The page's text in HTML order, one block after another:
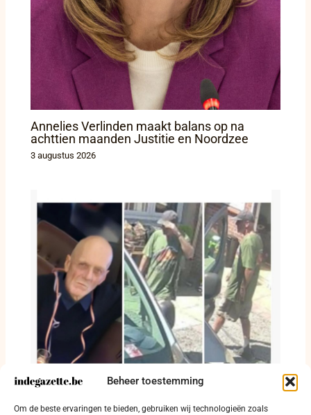
Beheer toestemming
Om de beste ervaringen te bieden, gebruiken wij technologieën zoals
Annelies Verlinden maakt balans op na
achttien maanden Justitie en Noordzee
3 augustus 2026
Michel Gaspard nog steeds niet gevonden: